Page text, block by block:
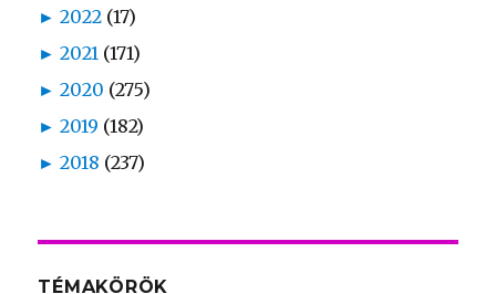
► 2022 (17)
► 2021 (171)
► 2020 (275)
► 2019 (182)
► 2018 (237)
TÉMAKÖRÖK